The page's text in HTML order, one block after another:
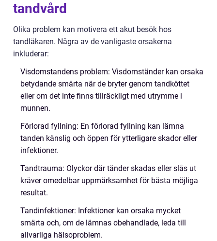
tandvård
Olika problem kan motivera ett akut besök hos
tandläkaren. Några av de vanligaste orsakerna
inkluderar:
Visdomstandens problem: Visdomständer kan orsaka
betydande smärta när de bryter genom tandköttet
eller om det inte finns tillräckligt med utrymme i
munnen.
Förlorad fyllning: En förlorad fyllning kan lämna
tanden känslig och öppen för ytterligare skador eller
infektioner.
Tandtrauma: Olyckor där tänder skadas eller slås ut
kräver omedelbar uppmärksamhet för bästa möjliga
resultat.
Tandinfektioner: Infektioner kan orsaka mycket
smärta och, om de lämnas obehandlade, leda till
allvarliga hälsoproblem.